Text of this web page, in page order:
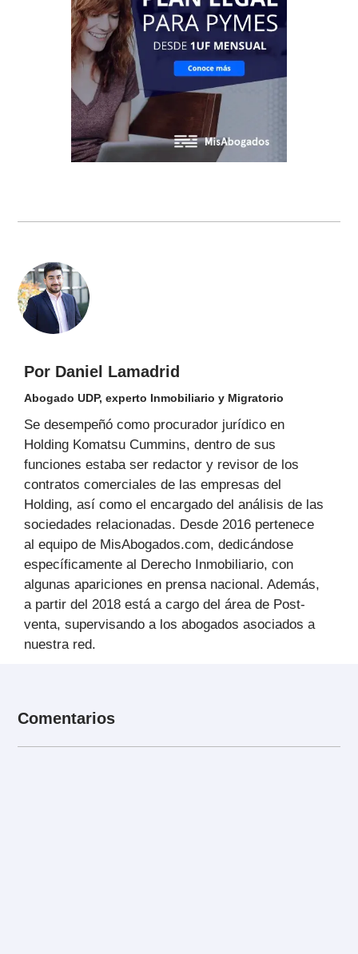
Por Daniel Lamadrid
Abogado UDP, experto Inmobiliario y Migratorio
Se desempeñó como procurador jurídico en
Holding Komatsu Cummins, dentro de sus
funciones estaba ser redactor y revisor de los
contratos comerciales de las empresas del
Holding, así como el encargado del análisis de las
sociedades relacionadas. Desde 2016 pertenece
al equipo de MisAbogados.com, dedicándose
específicamente al Derecho Inmobiliario, con
algunas apariciones en prensa nacional. Además,
a partir del 2018 está a cargo del área de Post-
venta, supervisando a los abogados asociados a
nuestra red.
Comentarios